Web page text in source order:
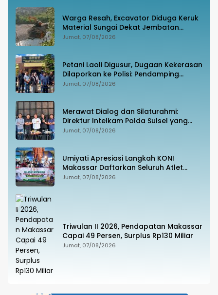
Warga Resah, Excavator Diduga Keruk
Material Sungai Dekat Jembatan
Penghubung Luwu Utara–Luwu Timur
Jumat, 07/08/2026
Petani Laoli Digusur, Dugaan Kekerasan
Dilaporkan ke Polisi: Pendamping
Hukum hingga Penyandang Disabilitas
Jumat, 07/08/2026
Merawat Dialog dan Silaturahmi:
Direktur Intelkam Polda Sulsel yang
Baru Temui Pengurus PBHI
Jumat, 07/08/2026
Umiyati Apresiasi Langkah KONI
Makassar Daftarkan Seluruh Atlet
PORPROV ke BPJS Ketenagakerjaan
Jumat, 07/08/2026
Triwulan II 2026, Pendapatan Makassar
Capai 49 Persen, Surplus Rp130 Miliar
Jumat, 07/08/2026